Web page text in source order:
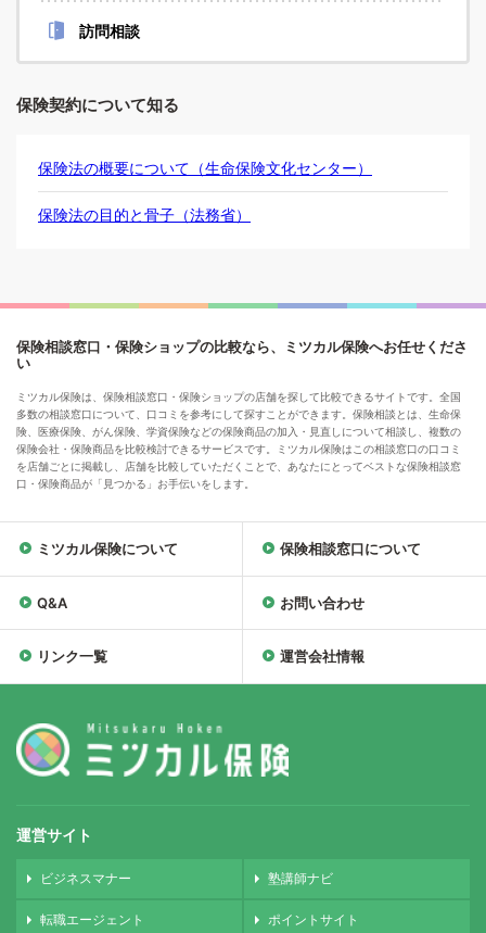
訪問相談
保険契約について知る
保険法の概要について（生命保険文化センター）
保険法の目的と骨子（法務省）
保険相談窓口・保険ショップの比較なら、ミツカル保険へお任せくださ
い
ミツカル保険は、保険相談窓口・保険ショップの店舗を探して比較できるサイトです。全国
多数の相談窓口について、口コミを参考にして探すことができます。保険相談とは、生命保
険、医療保険、がん保険、学資保険などの保険商品の加入・見直しについて相談し、複数の
保険会社・保険商品を比較検討できるサービスです。ミツカル保険はこの相談窓口の口コミ
を店舗ごとに掲載し、店舗を比較していただくことで、あなたにとってベストな保険相談窓
口・保険商品が「見つかる」お手伝いをします。
ミツカル保険について 保険相談窓口について
Q&A お問い合わせ
リンク一覧 運営会社情報
運営サイト
ビジネスマナー 塾講師ナビ
転職エージェント ポイントサイト